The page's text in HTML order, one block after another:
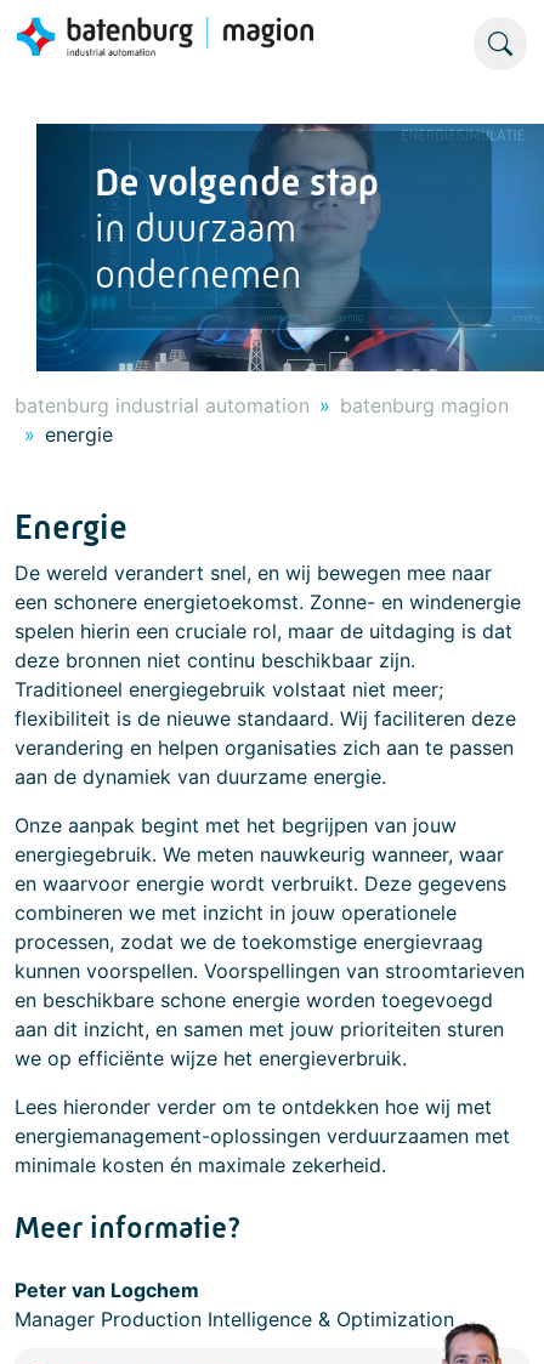
De volgende stap
in duurzaam
ondernemen
batenburg industrial automation
batenburg magion
energie
Energie
De wereld verandert snel, en wij bewegen mee naar
een schonere energietoekomst. Zonne- en windenergie
spelen hierin een cruciale rol, maar de uitdaging is dat
deze bronnen niet continu beschikbaar zijn.
Traditioneel energiegebruik volstaat niet meer;
flexibiliteit is de nieuwe standaard. Wij faciliteren deze
verandering en helpen organisaties zich aan te passen
aan de dynamiek van duurzame energie.
Onze aanpak begint met het begrijpen van jouw
energiegebruik. We meten nauwkeurig wanneer, waar
en waarvoor energie wordt verbruikt. Deze gegevens
combineren we met inzicht in jouw operationele
processen, zodat we de toekomstige energievraag
kunnen voorspellen. Voorspellingen van stroomtarieven
en beschikbare schone energie worden toegevoegd
aan dit inzicht, en samen met jouw prioriteiten sturen
we op efficiënte wijze het energieverbruik.
Lees hieronder verder om te ontdekken hoe wij met
energiemanagement-oplossingen verduurzaamen met
minimale kosten én maximale zekerheid.
Meer informatie?
Peter van Logchem
Manager Production Intelligence & Optimization